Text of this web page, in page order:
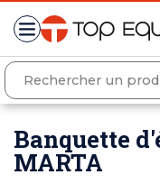
Banquette
MARTA